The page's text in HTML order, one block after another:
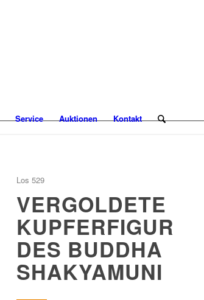
Service Auktionen Kontakt
Los 529
VERGOLDETE
KUPFERFIGUR
DES BUDDHA
SHAKYAMUNI